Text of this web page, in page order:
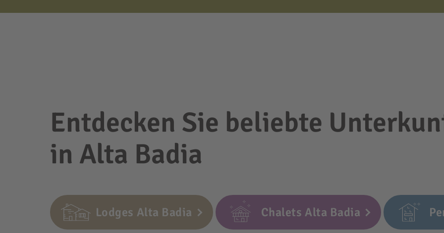
Entdecken Sie beliebte
in Alta Badia
Lodges Alta Badia Chalets Alta Badia